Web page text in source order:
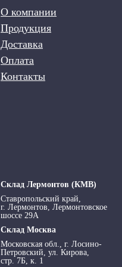
О компании
Продукция
Доставка
Оплата
Контакты
Склад Лермонтов (КМВ)
Ставропольский край,
г. Лермонтов, Лермонтовское
шоссе 29А
Склад Москва
Московская обл., г. Лосино-
Петровский, ул. Кирова,
стр. 7Б, к. 1